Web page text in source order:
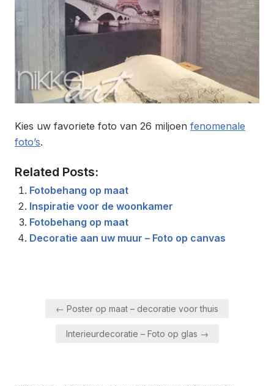
Kies uw favoriete foto van 26 miljoen fenomenale
foto’s.
Related Posts:
Fotobehang op maat
Inspiratie voor de woonkamer
Fotobehang op maat
Decoratie aan uw muur – Foto op canvas
Berichtnavigatie
← Poster op maat – decoratie voor thuis
Interieurdecoratie – Foto op glas →